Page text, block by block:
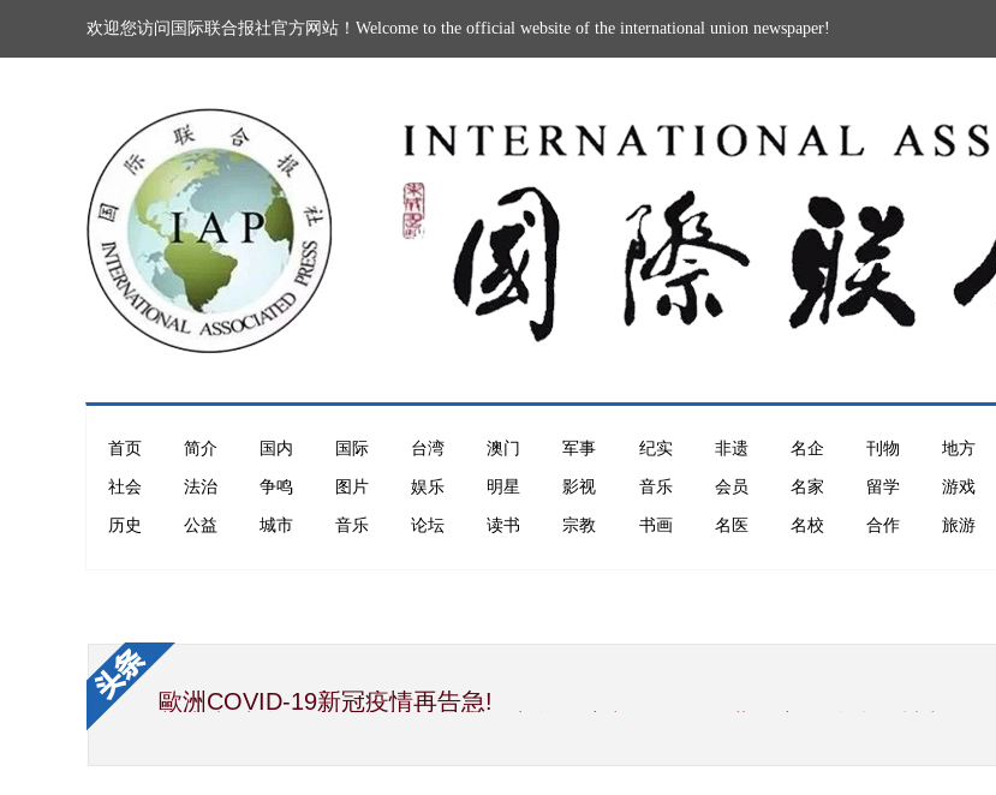
欢迎您访问国际联合报社官方网站！Welcome to the official website of the international union newspaper!
首页 简介 国内 国际 台湾 澳门 军事 纪实 非遗 名企 刊物 地方
社会 法治 争鸣 图片 娱乐 明星 影视 音乐 会员 名家 留学 游戏
历史 公益 城市 音乐 论坛 读书 宗教 书画 名医 名校 合作 旅游
歐洲COVID-19新冠疫情再告急!
国宝素食厨神洪银龙与吴慧莲理事长大力推广环保养生饮食文化